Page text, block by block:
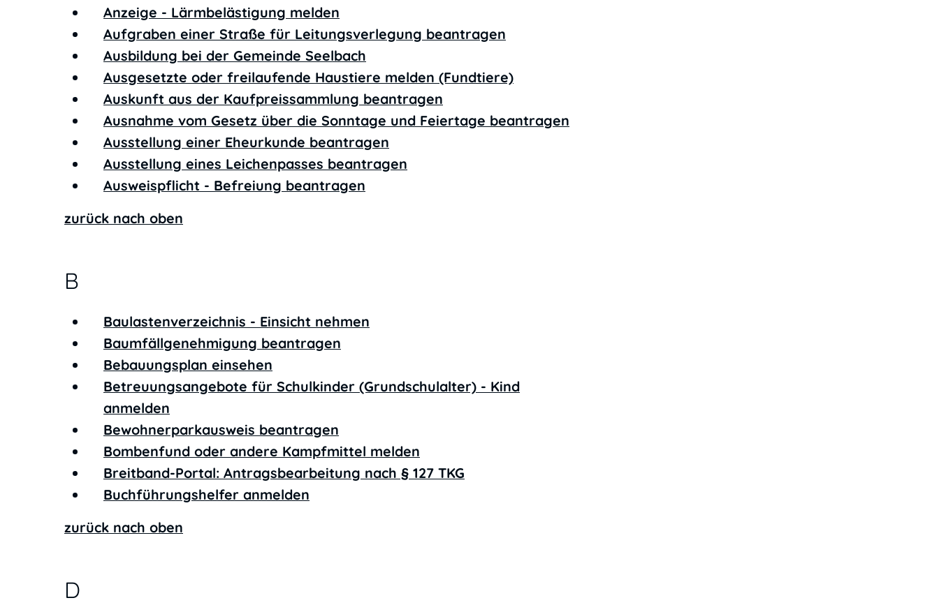
Anzeige - Lärmbelästigung melden
Aufgraben einer Straße für Leitungsverlegung beantragen
Ausbildung bei der Gemeinde Seelbach
Ausgesetzte oder freilaufende Haustiere melden (Fundtiere)
Auskunft aus der Kaufpreissammlung beantragen
Ausnahme vom Gesetz über die Sonntage und Feiertage beantragen
Ausstellung einer Eheurkunde beantragen
Ausstellung eines Leichenpasses beantragen
Ausweispflicht - Befreiung beantragen
zurück nach oben
B
Baulastenverzeichnis - Einsicht nehmen
Baumfällgenehmigung beantragen
Bebauungsplan einsehen
Betreuungsangebote für Schulkinder (Grundschulalter) - Kind
anmelden
Bewohnerparkausweis beantragen
Bombenfund oder andere Kampfmittel melden
Breitband-Portal: Antragsbearbeitung nach § 127 TKG
Buchführungshelfer anmelden
zurück nach oben
D